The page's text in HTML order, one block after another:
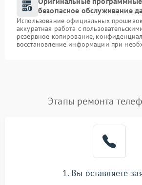
безопасное обслуживание
Использование официальных
аккуратная работа с
резервное копирование,
восстановление информации при
Этапы ремонта
1. Вы оставляете